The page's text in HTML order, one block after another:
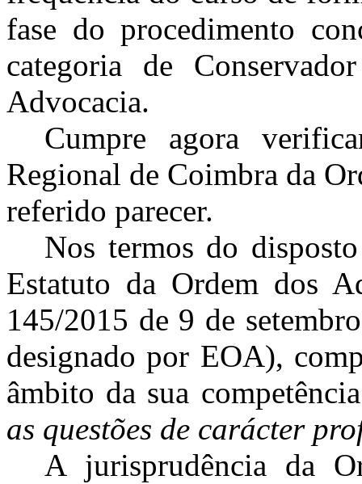
fase do procedimento
categoria de
Advocacia.
Cumpre agora
Regional de Coimbra da
referido parecer.
Nos termos do
Estatuto da Ordem dos
145/2015 de 9 de
designado por EOA),
âmbito da sua
as questões de carácter
A jurisprudência da